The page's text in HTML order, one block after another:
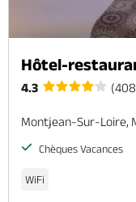
Hôtel-
4.3
Montjean-Sur-Loire,
Chèques Vacances
WiFi